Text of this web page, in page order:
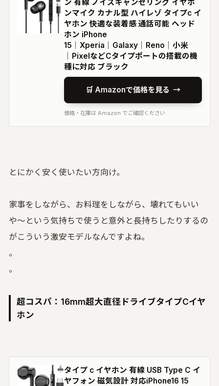
ン 有線 ノイズキャンセリング イヤホ
ンマイク カナル型 ハイレゾ タイプc イ
ヤホン 快適な装着感 通話可能 ヘッド
ホン iPhone
15│Xperia│Galaxy│Reno│小米
│PixelなどCタイプポートの搭載の機
種に対応 ブラック
🛒 Amazonで価格を見る →
価格・在庫は Amazon でご確認ください
とにかく安く使いたい方向け。
家事をしながら、お料理をしながら、壊れてもいい
や〜という気持ちで使うと意外と長持ちしたりするの
がこういう激安モデルなんですよね。
。
。
超コスパ：16mm超大直径ドライブタイプCイヤ
ホン
タイプ c イヤホン 有線 USB Type C イ
ヤフォン 磁気設計 対応iPhone16 15